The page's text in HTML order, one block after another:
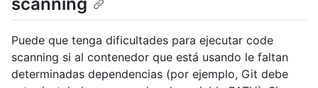
Puede que tenga dificultades para ejecutar code
scanning si al contenedor que está usando le faltan
determinadas dependencias (por ejemplo, Git debe